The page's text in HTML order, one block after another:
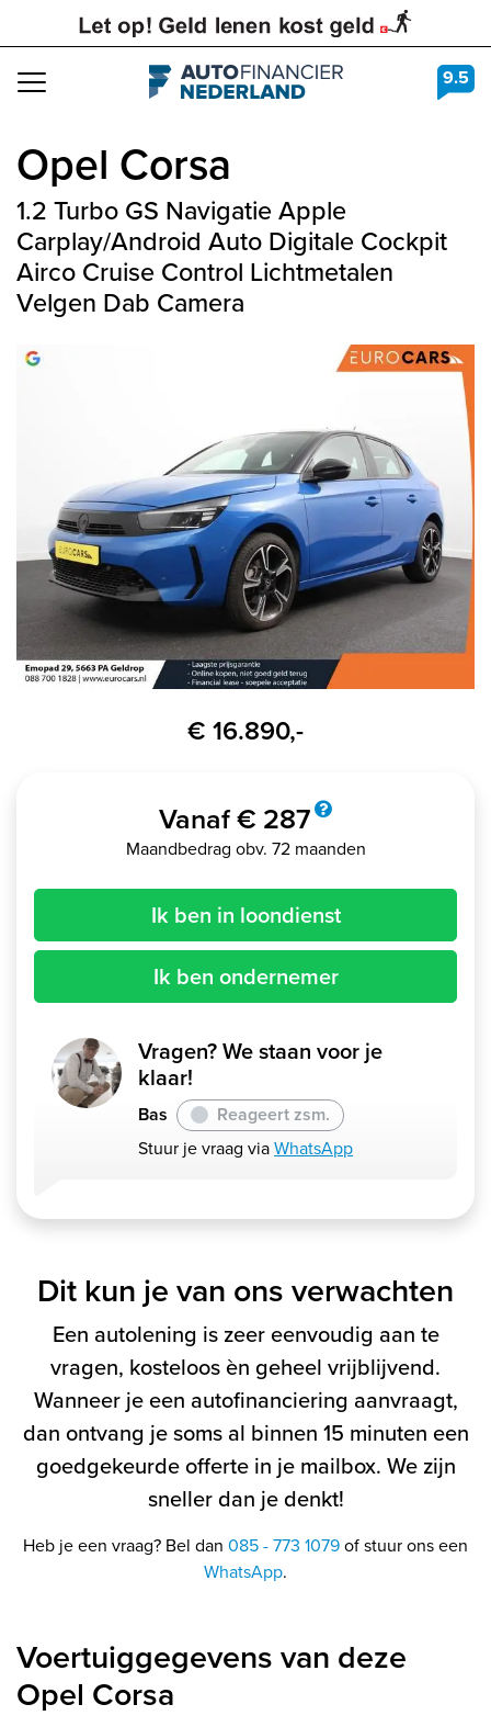
Navigation 9.5
Opel Corsa
1.2 Turbo GS Navigatie Apple
Carplay/Android Auto Digitale Cockpit
Airco Cruise Control Lichtmetalen
Velgen Dab Camera
€ 16.890,-
Vanaf € 287
Maandbedrag obv. 72 maanden
Ik ben in loondienst
Ik ben ondernemer
Vragen? We staan voor je
klaar!
Bas
Reageert zsm.
Stuur je vraag viaWhatsApp
Dit kun je van ons verwachten
Een autolening is zeer eenvoudig aan te
vragen, kosteloos èn geheel vrijblijvend.
Wanneer je een autofinanciering aanvraagt,
dan ontvang je soms al binnen 15 minuten een
goedgekeurde offerte in je mailbox. We zijn
sneller dan je denkt!
Heb je een vraag? Bel dan 085 - 773 1079of stuur ons een
WhatsApp.
Voertuiggegevens van deze
Opel Corsa